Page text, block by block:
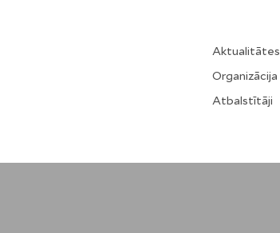
Aktualitātes
Organizācija
Atbalstītāji